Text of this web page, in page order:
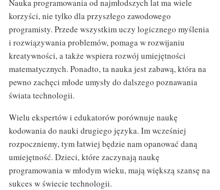
Nauka programowania od najmłodszych lat ma wiele
korzyści, nie tylko dla przyszłego zawodowego
programisty. Przede wszystkim uczy logicznego myślenia
i rozwiązywania problemów, pomaga w rozwijaniu
kreatywności, a także wspiera rozwój umiejętności
matematycznych. Ponadto, ta nauka jest zabawą, która na
pewno zachęci młode umysły do dalszego poznawania
świata technologii.
Wielu ekspertów i edukatorów porównuje naukę
kodowania do nauki drugiego języka. Im wcześniej
rozpoczniemy, tym łatwiej będzie nam opanować daną
umiejętność. Dzieci, które zaczynają naukę
programowania w młodym wieku, mają większą szansę na
sukces w świecie technologii.